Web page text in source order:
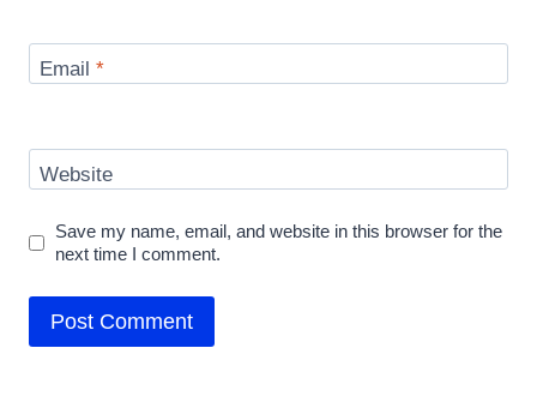
Email *
Website
Save my name, email, and website in this browser for the
next time I comment.